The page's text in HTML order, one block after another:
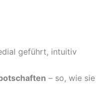
geführt, intuitiv
– so, wie sie